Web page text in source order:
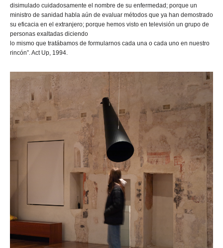
disimulado cuidadosamente el nombre de su enfermedad; porque un
ministro de sanidad habla aún de evaluar métodos que ya han demostrado
su eficacia en el extranjero; porque hemos visto en televisión un grupo de
personas exaltadas diciendo
lo mismo que tratábamos de formularnos cada una o cada uno en nuestro
rincón”. Act Up, 1994.